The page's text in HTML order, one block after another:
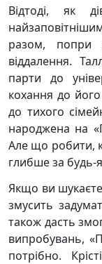
Відтоді, як
разом, попри
віддалення.
парти до
кохання до
до тихого
народжена на
Але що робити,
глибше за будь-
Якщо ви
змусить
також дасть
випробувань,
потрібно.